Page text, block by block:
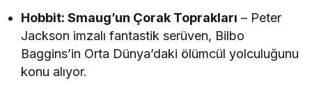
Hobbit: Smaug’un Çorak Toprakları – Peter
Jackson imzalı fantastik serüven, Bilbo
Baggins’in Orta Dünya’daki ölümcül yolculuğunu
konu alıyor.